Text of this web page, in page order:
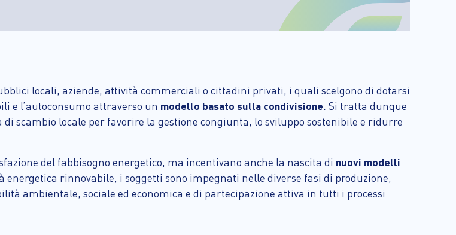
locali, aziende, attività commerciali o cittadini privati, i quali scelgono di dotarsi
l’autoconsumo attraverso un modello basato sulla condivisione. Si tratta dunque
scambio locale per favorire la gestione congiunta, lo sviluppo sostenibile e ridurre
del fabbisogno energetico, ma incentivano anche la nascita di nuovi modelli
energetica rinnovabile, i soggetti sono impegnati nelle diverse fasi di produzione,
ambientale, sociale ed economica e di partecipazione attiva in tutti i processi